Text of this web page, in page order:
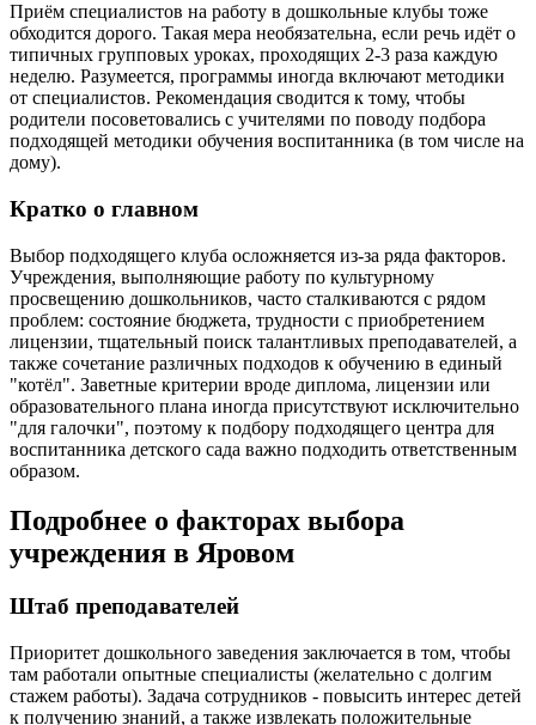
Приём специалистов на работу в дошкольные клубы тоже
обходится дорого. Такая мера необязательна, если речь идёт о
типичных групповых уроках, проходящих 2-3 раза каждую
неделю. Разумеется, программы иногда включают методики
от специалистов. Рекомендация сводится к тому, чтобы
родители посоветовались с учителями по поводу подбора
подходящей методики обучения воспитанника (в том числе на
дому).
Кратко о главном
Выбор подходящего клуба осложняется из-за ряда факторов.
Учреждения, выполняющие работу по культурному
просвещению дошкольников, часто сталкиваются с рядом
проблем: состояние бюджета, трудности с приобретением
лицензии, тщательный поиск талантливых преподавателей, а
также сочетание различных подходов к обучению в единый
"котёл". Заветные критерии вроде диплома, лицензии или
образовательного плана иногда присутствуют исключительно
"для галочки", поэтому к подбору подходящего центра для
воспитанника детского сада важно подходить ответственным
образом.
Подробнее о факторах выбора
учреждения в Яровом
Штаб преподавателей
Приоритет дошкольного заведения заключается в том, чтобы
там работали опытные специалисты (желательно с долгим
стажем работы). Задача сотрудников - повысить интерес детей
к получению знаний, а также извлекать положительные